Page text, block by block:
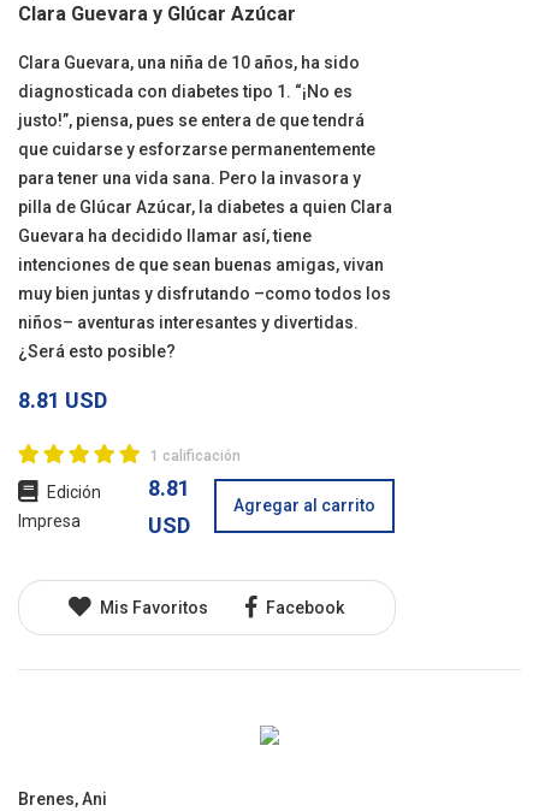
Clara Guevara y Glúcar Azúcar
Clara Guevara, una niña de 10 años, ha sido
diagnosticada con diabetes tipo 1. “¡No es
justo!”, piensa, pues se entera de que tendrá
que cuidarse y esforzarse permanentemente
para tener una vida sana. Pero la invasora y
pilla de Glúcar Azúcar, la diabetes a quien Clara
Guevara ha decidido llamar así, tiene
intenciones de que sean buenas amigas, vivan
muy bien juntas y disfrutando –como todos los
niños– aventuras interesantes y divertidas.
¿Será esto posible?
8.81 USD
1 calificación
Edición
Impresa
8.81
USD
Agregar al carrito
Mis Favoritos Facebook
Brenes, Ani